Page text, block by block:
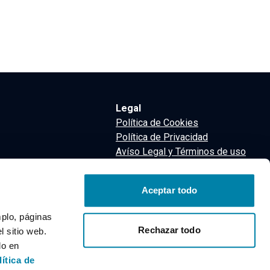
páginas
sitio web.
en
de
Aceptar todo
Rechazar todo
Legal
Política de Cookies
Política de Privacidad
Avíso Legal y Términos de uso